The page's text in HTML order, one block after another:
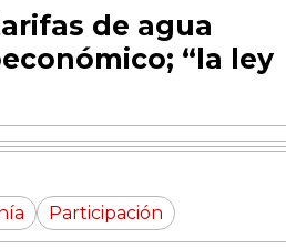
de agua
“la ley
Participación